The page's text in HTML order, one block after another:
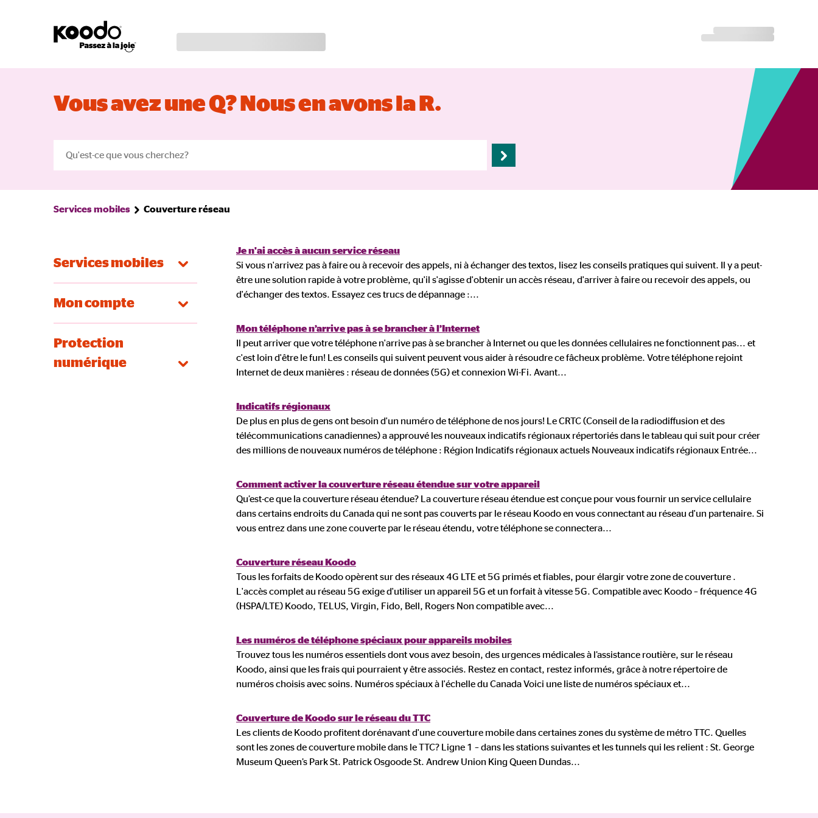
Vous avez une Q? Nous en avons la R.
Services mobiles Couverture réseau
Services mobiles
Mon compte
Protection
numérique
Je n'ai accès à aucun service réseau
Si vous n'arrivez pas à faire ou à recevoir des appels, ni à échanger des textos, lisez les conseils pratiques qui suivent. Il y a peut-
être une solution rapide à votre problème, qu'il s'agisse d'obtenir un accès réseau, d'arriver à faire ou recevoir des appels, ou
d'échanger des textos. Essayez ces trucs de dépannage :...
Mon téléphone n’arrive pas à se brancher à l’Internet
Il peut arriver que votre téléphone n'arrive pas à se brancher à Internet ou que les données cellulaires ne fonctionnent pas... et
c'est loin d'être le fun! Les conseils qui suivent peuvent vous aider à résoudre ce fâcheux problème. Votre téléphone rejoint
Internet de deux manières : réseau de données (5G) et connexion Wi-Fi. Avant...
Indicatifs régionaux
De plus en plus de gens ont besoin d'un numéro de téléphone de nos jours! Le CRTC (Conseil de la radiodiffusion et des
télécommunications canadiennes) a approuvé les nouveaux indicatifs régionaux répertoriés dans le tableau qui suit pour créer
des millions de nouveaux numéros de téléphone : Région Indicatifs régionaux actuels Nouveaux indicatifs régionaux Entrée...
Comment activer la couverture réseau étendue sur votre appareil
Qu’est-ce que la couverture réseau étendue? La couverture réseau étendue est conçue pour vous fournir un service cellulaire
dans certains endroits du Canada qui ne sont pas couverts par le réseau Koodo en vous connectant au réseau d'un partenaire. Si
vous entrez dans une zone couverte par le réseau étendu, votre téléphone se connectera...
Couverture réseau Koodo
Tous les forfaits de Koodo opèrent sur des réseaux 4G LTE et 5G primés et fiables, pour élargir votre zone de couverture .
L'accès complet au réseau 5G exige d'utiliser un appareil 5G et un forfait à vitesse 5G. Compatible avec Koodo – fréquence 4G
(HSPA/LTE) Koodo, TELUS, Virgin, Fido, Bell, Rogers Non compatible avec...
Les numéros de téléphone spéciaux pour appareils mobiles
Trouvez tous les numéros essentiels dont vous avez besoin, des urgences médicales à l’assistance routière, sur le réseau
Koodo, ainsi que les frais qui pourraient y être associés. Restez en contact, restez informés, grâce à notre répertoire de
numéros choisis avec soins. Numéros spéciaux à l'échelle du Canada Voici une liste de numéros spéciaux et...
Couverture de Koodo sur le réseau du TTC
Les clients de Koodo profitent dorénavant d'une couverture mobile dans certaines zones du système de métro TTC. Quelles
sont les zones de couverture mobile dans le TTC? Ligne 1 – dans les stations suivantes et les tunnels qui les relient : St. George
Museum Queen’s Park St. Patrick Osgoode St. Andrew Union King Queen Dundas...